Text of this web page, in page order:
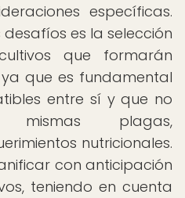
específicas.
es la selección
que formarán
que es fundamental
entre sí y que no
plagas,
nutricionales.
con anticipación
teniendo en cuenta